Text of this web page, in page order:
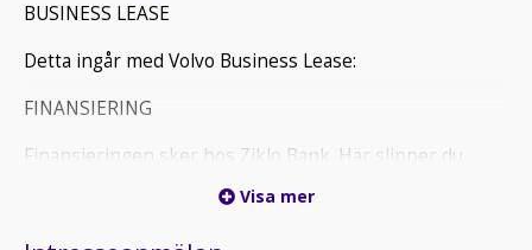
BUSINESS LEASE
Detta ingår med Volvo Business Lease:
FINANSIERING
Finansieringen sker hos Ziklo Bank. Här slipper du
som kan tillkomma. Alla bilkostnader (inklusive
Visa mer